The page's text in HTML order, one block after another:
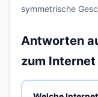
symmetrische
Antworten
zum